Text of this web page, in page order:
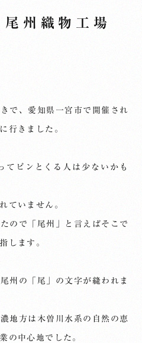
州織物工場
で、愛知県一宮市で開催され
行きました。
てピンとくる人は少ないかも
ていません。
ので「尾州」と言えばそこで
します。
州の「尾」の文字が縫われま
地方は木曽川水系の自然の恵
の中心地でした。